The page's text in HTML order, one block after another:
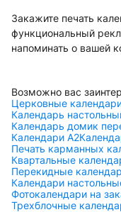
Закажите печать
функциональный
напоминать о вашей
Возможно вас
Церковные
Календарь
Календарь домик
Календари А2
Печать карманных
Квартальные
Перекидные
Календари
Фотокалендари на
Трехблочные